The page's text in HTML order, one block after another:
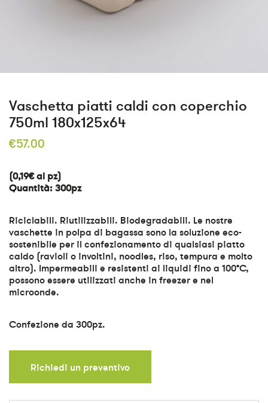
Vaschetta piatti caldi con coperchio
750ml 180x125x64
€57.00
(0,19€ al pz)
Quantità: 300pz
Riciclabili. Riutilizzabili. Biodegradabili. Le nostre
vaschette in polpa di bagassa sono la soluzione eco-
sostenibile per il confezionamento di qualsiasi piatto
caldo (ravioli o involtini, noodles, riso, tempura e molto
altro). Impermeabili e resistenti ai liquidi fino a 100°C,
possono essere utilizzati anche in freezer e nel
microonde.
Confezione da 300pz.
Richiedi un preventivo